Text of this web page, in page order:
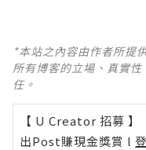
*本站之內容由作者所提
所有博客的立場、真實
任。
【 U Creator 招募 】
出Post賺現金獎賞 l